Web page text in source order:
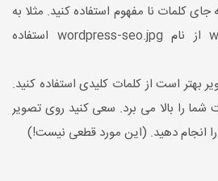
کلمات نا مفهوم استفاده کنید. مثلا به
جای نام wp02.jpg از نام wordpress-seo.jpg استفاده
بهتر است از کلمات کلیدی استفاده کنید.
را بالا می برد. سعی کنید روی تصویر
انجام دهید. (این مورد قطعی نیست!)